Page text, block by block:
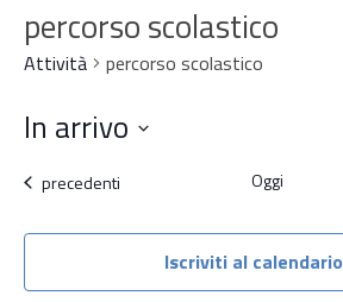
percorso scolastico
Attività percorso scolastico
In arrivo
la
data.
Attività
precedenti Oggi
Iscriviti al calendario